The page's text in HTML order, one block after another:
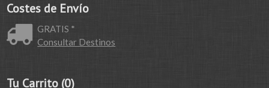
Costes de Envío
GRATIS *
Consultar Destinos
Tu Carrito (0)